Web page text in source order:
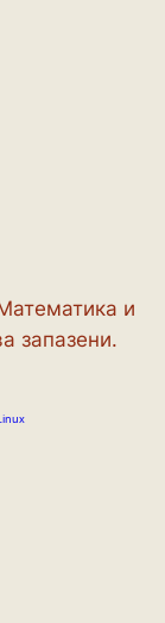
и
запазени.